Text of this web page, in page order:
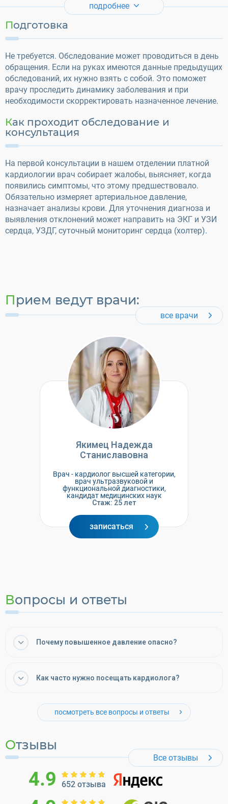
подробнее
Подготовка
Не требуется. Обследование может проводиться в день
обращения. Если на руках имеются данные предыдущих
обследований, их нужно взять с собой. Это поможет
врачу проследить динамику заболевания и при
необходимости скорректировать назначенное лечение.
Как проходит обследование и
консультация
На первой консультации в нашем отделении платной
кардиологии врач собирает жалобы, выясняет, когда
появились симптомы, что этому предшествовало.
Обязательно измеряет артериальное давление,
назначает анализы крови. Для уточнения диагноза и
выявления отклонений может направить на ЭКГ и УЗИ
сердца, УЗДГ, суточный мониторинг сердца (холтер).
Прием ведут врачи:
все врачи
Якимец Надежда
Станиславовна
Врач - кардиолог высшей категории,
врач ультразвуковой и
функциональной диагностики,
кандидат медицинских наук
Стаж: 25 лет
записаться
Вопросы и ответы
Почему повышенное давление опасно?
Как часто нужно посещать кардиолога?
посмотреть все вопросы и ответы
Отзывы
Все отзывы
4.9 652 отзыва